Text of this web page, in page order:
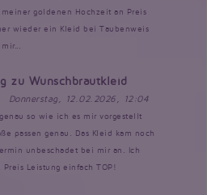
goldenen Hochzeit an Preis
wieder ein Kleid bei Taubenweis
zu Wunschbrautkleid
Donnerstag, 12.02.2026, 12:04
so wie ich es mir vorgestellt
passen genau. Das Kleid kam noch
unbeschadet bei mir an. Ich
Leistung einfach TOP!